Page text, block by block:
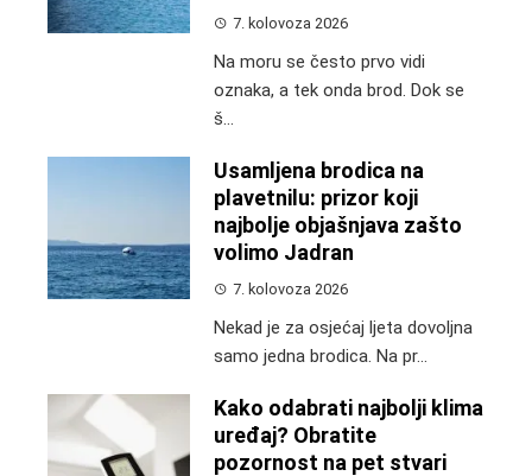
7. kolovoza 2026
Na moru se često prvo vidi
oznaka, a tek onda brod. Dok se
š...
Usamljena brodica na
plavetnilu: prizor koji
najbolje objašnjava zašto
volimo Jadran
7. kolovoza 2026
Nekad je za osjećaj ljeta dovoljna
samo jedna brodica. Na pr...
Kako odabrati najbolji klima
uređaj? Obratite
pozornost na pet stvari